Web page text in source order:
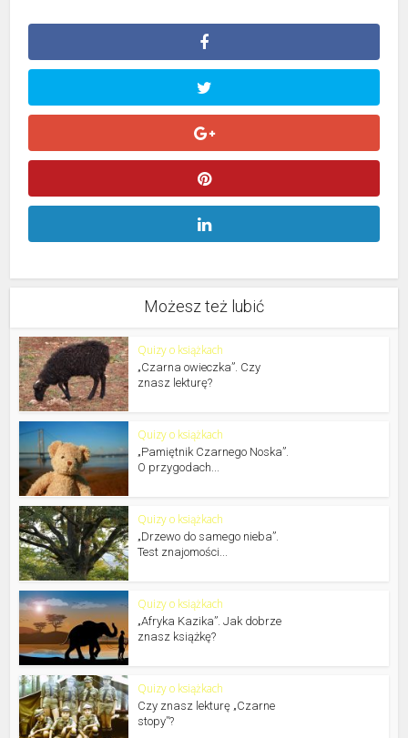
Możesz też lubić
Quizy o książkach
„Czarna owieczka”. Czy
znasz lekturę?
Quizy o książkach
„Pamiętnik Czarnego Noska”.
O przygodach...
Quizy o książkach
„Drzewo do samego nieba”.
Test znajomości...
Quizy o książkach
„Afryka Kazika”. Jak dobrze
znasz książkę?
Quizy o książkach
Czy znasz lekturę „Czarne
stopy”?